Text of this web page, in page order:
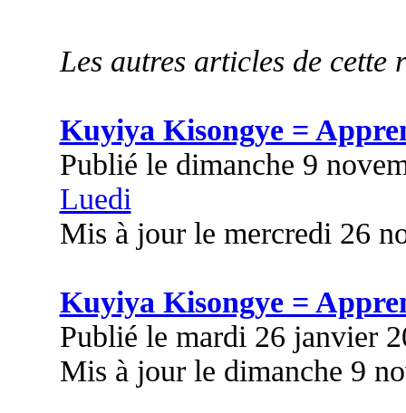
Les autres articles de cette
Kuyiya Kisongye =
Publié le dimanche 9
Luedi
Mis à jour le mercredi 26
Kuyiya Kisongye =
Publié le mardi 26 janvier
Mis à jour le dimanche 9